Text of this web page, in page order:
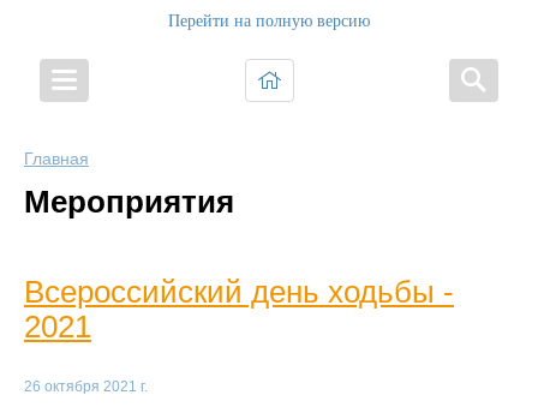
Перейти на полную версию
Главная
Мероприятия
Всероссийский день ходьбы -
2021
26 октября 2021 г.